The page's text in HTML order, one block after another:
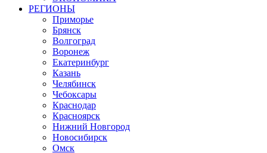
РЕГИОНЫ
Приморье
Брянск
Волгоград
Воронеж
Екатеринбург
Казань
Челябинск
Чебоксары
Краснодар
Красноярск
Нижний Новгород
Новосибирск
Омск